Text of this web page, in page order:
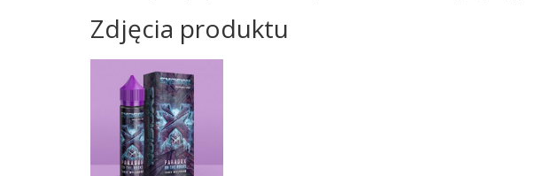
Zdjęcia produktu